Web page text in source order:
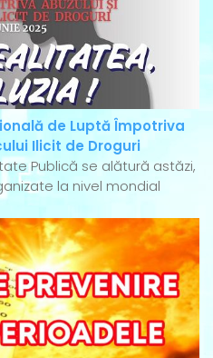
de Luptă Împotriva
Ilicit de Droguri
Publică se alătură astăzi,
la nivel mondial